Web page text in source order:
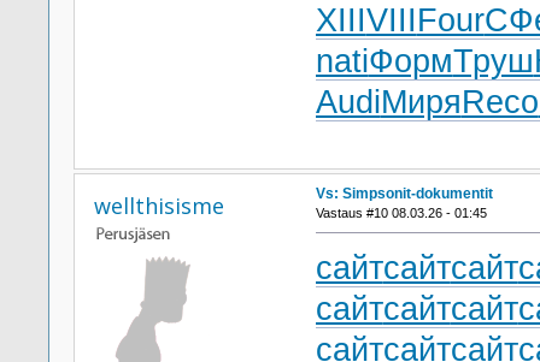
XIIIVIIIFour
natiФормТруш
AudiМиряReco
wellthisisme Vs: Simpsonit-dokumentit
Vastaus #10 08.03.26 - 01:45
сайтсайтсайт
сайтсайтсайт
сайтсайтсайт